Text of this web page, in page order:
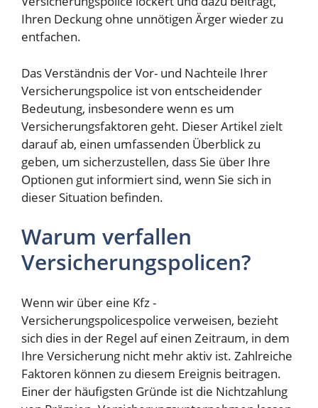
Ihren Deckung ohne unnötigen Ärger wieder zu
entfachen.
Das Verständnis der Vor- und Nachteile Ihrer
Versicherungspolice ist von entscheidender
Bedeutung, insbesondere wenn es um
Versicherungsfaktoren geht. Dieser Artikel zielt
darauf ab, einen umfassenden Überblick zu
geben, um sicherzustellen, dass Sie über Ihre
Optionen gut informiert sind, wenn Sie sich in
dieser Situation befinden.
Warum verfallen
Versicherungspolicen?
Wenn wir über eine Kfz -
Versicherungspolicespolice verweisen, bezieht
sich dies in der Regel auf einen Zeitraum, in dem
Ihre Versicherung nicht mehr aktiv ist. Zahlreiche
Faktoren können zu diesem Ereignis beitragen.
Einer der häufigsten Gründe ist die Nichtzahlung